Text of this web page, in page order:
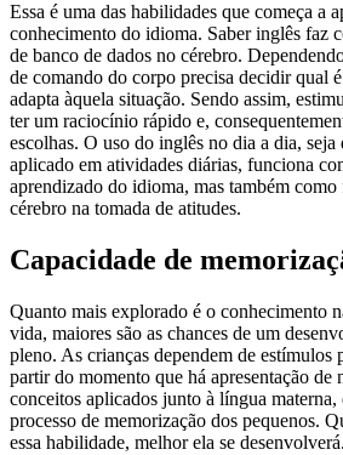
Essa é uma das habilidades que começa a
conhecimento do idioma. Saber inglês faz
de banco de dados no cérebro.
de comando do corpo precisa decidir qual
adapta àquela situação. Sendo assim,
ter um raciocínio rápido e,
escolhas. O uso do inglês no dia a dia, seja
aplicado em atividades diárias, funciona
aprendizado do idioma, mas também
cérebro na tomada de atitudes.
Capacidade de
Quanto mais explorado é o conhecimento
vida, maiores são as chances de um
pleno. As crianças dependem de estímulos
partir do momento que há apresentação de
conceitos aplicados junto à língua
processo de memorização dos pequenos.
essa habilidade, melhor ela se desenvolverá.